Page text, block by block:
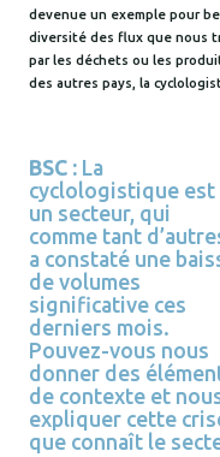
devenue un exemple pour
diversité des flux que nous
par les déchets ou les
des autres pays, la
BSC : La
cyclologistique est
un secteur, qui
comme tant
a constaté une
de volumes
significative ces
derniers mois.
Pouvez-vous nous
donner des
de contexte et
expliquer cette
que connaît le